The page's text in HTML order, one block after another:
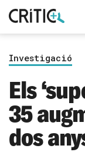
Inicia sessió
Investigació
Els
35
dos